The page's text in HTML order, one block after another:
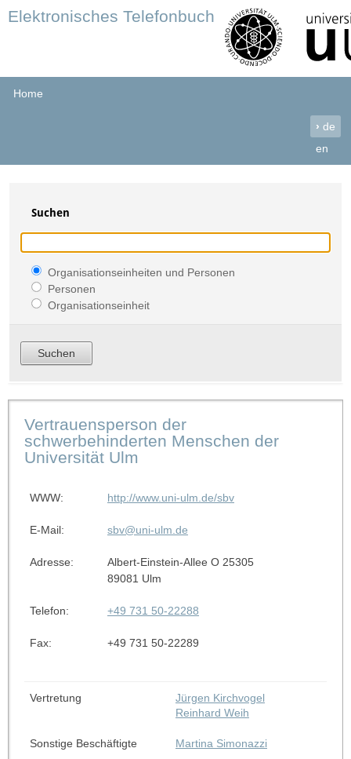
Elektronisches Telefonbuch
Home
› de
en
Suchen
Organisationseinheiten und Personen
Personen
Organisationseinheit
Vertrauensperson der
schwerbehinderten Menschen der
Universität Ulm
WWW: http://www.uni-ulm.de/sbv
E-Mail: sbv@uni-ulm.de
Adresse:
Albert-Einstein-Allee O 25305
89081 Ulm
Telefon: +49 731 50-22288
Fax: +49 731 50-22289
Vertretung
Jürgen Kirchvogel
Reinhard Weih
Sonstige Beschäftigte Martina Simonazzi